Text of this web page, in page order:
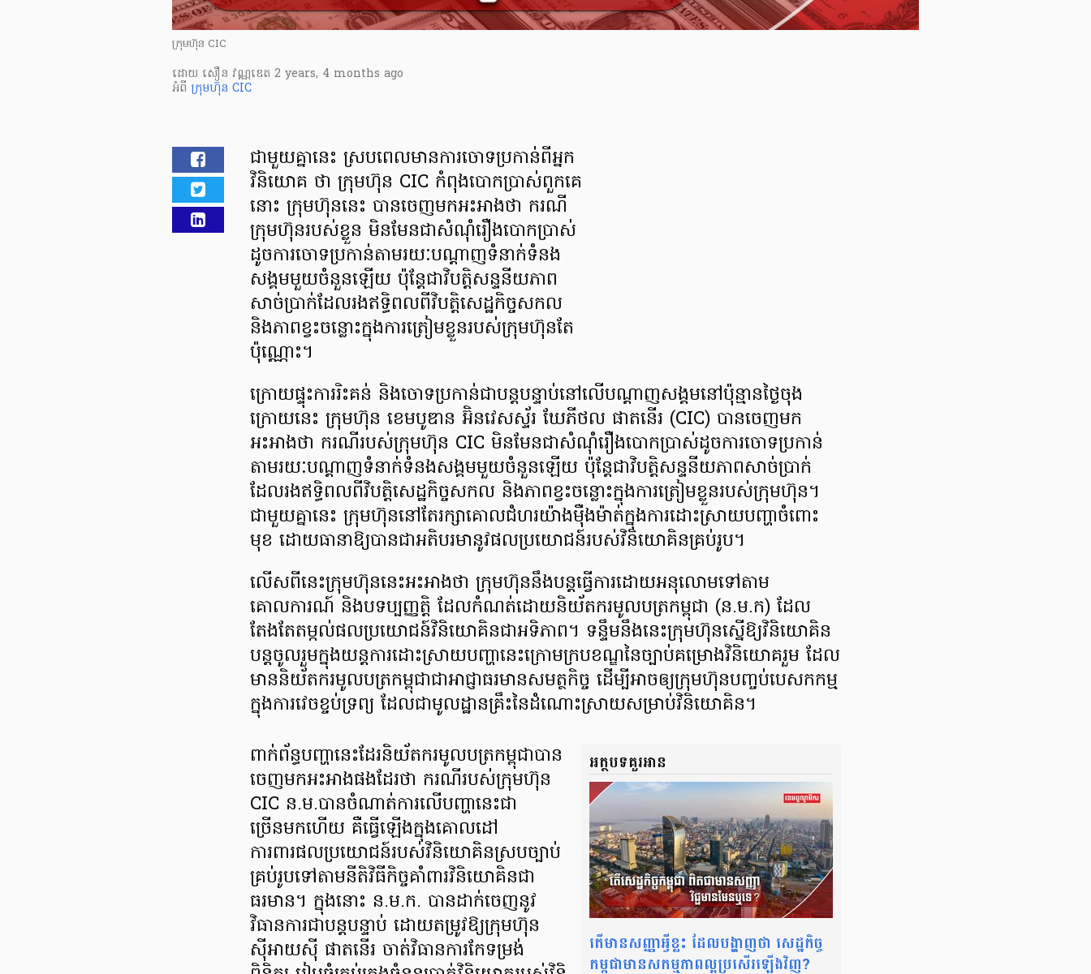
ក្រុមហ៊ុន CIC
ដោយ សឿន វណ្ណឌេត 2 years, 4 months ago
អំពី ក្រុមហ៊ុន CIC
ជាមួយគ្នានេះ ស្របពេលមានការចោទប្រកាន់ពីអ្នក
វិនិយោគ ថា ក្រុមហ៊ុន CIC កំពុងបោកប្រាស់ពួកគេ​
នោះ ក្រុមហ៊ុននេះ បានចេញមកអះអាងថា ករណី
ក្រុមហ៊ុនរបស់ខ្លួន មិនមែនជា​សំណុំរឿងបោកប្រាស់​
ដូចការចោទប្រកាន់តាមរយៈបណ្ដាញទំនាក់ទំនង
សង្គមមួយចំនួនឡើយ ប៉ុន្តែជាវិបត្តិសន្ទនីយ​ភាព​
សាច់ប្រាក់ដែលរងឥទ្ធិពលពីវិបត្តិសេដ្ឋកិច្ចសកល
និងភាពខ្វះចន្លោះក្នុងការត្រៀមខ្លួន​របស់ក្រុមហ៊ុនតែ
ប៉ុណ្ណោះ។
ក្រោយផ្ទុះការរិះគន់ និងចោទប្រកាន់ជាបន្តបន្ទាប់នៅលើបណ្តាញសង្គមនៅប៉ុន្មានថ្ងៃចុង
ក្រោយនេះ ក្រុមហ៊ុន ខេមបូឌាន អ៊ិនវេសស្ទ័រ ឃែភីថល ផាតនើរ (CIC) បានចេញមក
អះអាងថា ករណីរបស់ក្រុមហ៊ុន CIC មិនមែនជាសំណុំរឿងបោកប្រាស់ដូចការចោទប្រកាន់
តាមរយៈបណ្ដាញទំនាក់ទំនងសង្គមមួយចំនួនឡើយ ប៉ុន្តែជាវិបត្តិសន្ទនីយភាពសាច់ប្រាក់
ដែលរងឥទ្ធិពលពីវិបត្តិសេដ្ឋកិច្ចសកល និងភាពខ្វះចន្លោះក្នុងការត្រៀមខ្លួនរបស់ក្រុមហ៊ុន។
ជាមួយគ្នានេះ ក្រុមហ៊ុននៅតែរក្សាគោលជំហរយ៉ាងម៉ឺងម៉ាត់ក្នុងការដោះស្រាយបញ្ហាចំពោះ
មុខ ដោយធានាឱ្យបានជាអតិបរមានូវផលប្រយោជន៍របស់វិនិយោគិនគ្រប់រូប។
លើសពីនេះក្រុមហ៊ុននេះអះអាងថា ក្រុមហ៊ុននឹងបន្តធ្វើការដោយអនុលោមទៅតាម
គោលការណ៍ និងបទប្បញ្ញត្តិ ដែលកំណត់ដោយនិយ័តករមូលបត្រកម្ពុជា (ន.ម.ក) ដែល
តែងតែតម្កល់ផលប្រយោជន៍វិនិយោគិនជាអទិភាព។ ទន្ទឹមនឹងនេះក្រុមហ៊ុនស្នើឱ្យវិនិយោគិន
បន្តចូលរួមក្នុងយន្តការដោះស្រាយបញ្ហានេះក្រោមក្របខណ្ឌនៃច្បាប់គម្រោងវិនិយោគរួម ដែល
មាននិយ័តករមូលបត្រកម្ពុជាជាអាជ្ញាធរមានសមត្ថកិច្ច ដើម្បីអាចឲ្យក្រុមហ៊ុនបញ្ចប់បេសកកម្ម
ក្នុងការវេចខ្ចប់ទ្រព្យ ដែលជាមូលដ្ឋានគ្រឹះនៃដំណោះស្រាយសម្រាប់វិនិយោគិន។
អត្ថបទគួរអាន
តើមានសញ្ញាអ្វីខ្លះ ដែលបង្ហាញថា សេដ្ឋកិច្ច
កម្ពុជាមានសកម្មភាពល្អប្រសើរឡើងវិញ?
ពាក់ព័ន្ធបញ្ហានេះដែរនិយ័តករមូលបត្រកម្ពុជាបាន
ចេញមកអះអាងផងដែរថា ករណីរបស់ក្រុមហ៊ុន
CIC ន.ម.បានចំណាត់ការលើបញ្ហានេះជា
ច្រើនមកហើយ គឺធ្វើឡើងក្នុងគោលដៅ
ការពារផលប្រយោជន៍របស់វិនិយោគិនស្របច្បាប់
គ្រប់រូបទៅតាមនីតិវិធីកិច្ចគាំពារវិនិយោគិនជា
ធរមាន។ ក្នុងនោះ ន.ម.ក. បានដាក់ចេញនូវ
វិធានការជាបន្តបន្ទាប់ ដោយតម្រូវឱ្យក្រុមហ៊ុន
ស៊ីអាយស៊ី ផាតនើរ ចាត់វិធានការកែទម្រង់